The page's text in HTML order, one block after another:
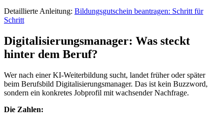
Detaillierte Anleitung: Bildungsgutschein beantragen: Schritt für
Schritt
Digitalisierungsmanager: Was steckt
hinter dem Beruf?
Wer nach einer KI-Weiterbildung sucht, landet früher oder später
beim Berufsbild Digitalisierungsmanager. Das ist kein Buzzword,
sondern ein konkretes Jobprofil mit wachsender Nachfrage.
Die Zahlen: